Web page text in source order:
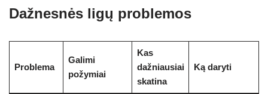
Dažnesnės ligų problemos
Problema
Galimi
požymiai
Kas
dažniausiai
skatina
Ką daryti